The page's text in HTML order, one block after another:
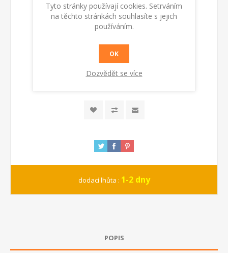
Kód: 980303
Dostupnost:
KOUPIT
dodací lhůta : 1-2 dny
POPIS
Tyto stránky používají cookies. Setrváním
na těchto stránkách souhlasíte s jejich
používáním.
OK
Dozvědět se více